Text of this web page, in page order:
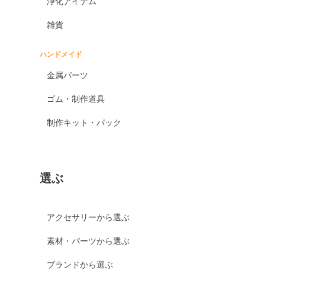
雑貨
ハンドメイド
金属パーツ
ゴム・制作道具
制作キット・パック
選ぶ
アクセサリーから選ぶ
素材・パーツから選ぶ
ブランドから選ぶ